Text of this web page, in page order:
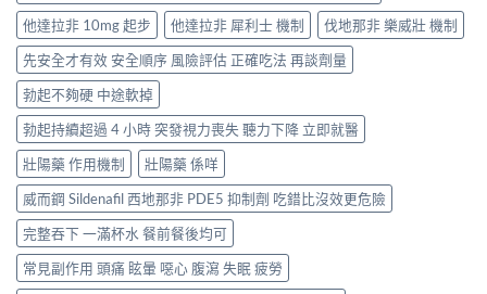
他達拉非 10mg 起步
他達拉非 犀利士 機制
伐地那非 樂威壯 機制
先安全才有效 安全順序 風險評估 正確吃法 再談劑量
勃起不夠硬 中途軟掉
勃起持續超過 4 小時 突發視力喪失 聽力下降 立即就醫
壯陽藥 作用機制
壯陽藥 係咩
威而鋼 Sildenafil 西地那非 PDE5 抑制劑 吃錯比沒效更危險
完整吞下 一滿杯水 餐前餐後均可
常見副作用 頭痛 眩暈 噁心 腹瀉 失眠 疲勞